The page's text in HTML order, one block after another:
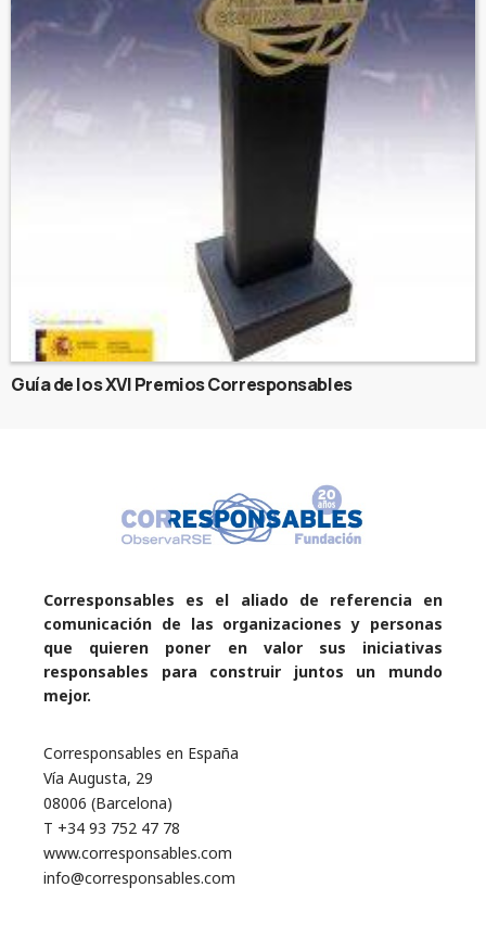
Guía de los XVI Premios Corresponsables
Corresponsables es el aliado de referencia en
comunicación de las organizaciones y personas
que quieren poner en valor sus iniciativas
responsables para construir juntos un mundo
mejor.
Corresponsables en España
Vía Augusta, 29
08006 (Barcelona)
T +34 93 752 47 78
www.corresponsables.com
info@corresponsables.com